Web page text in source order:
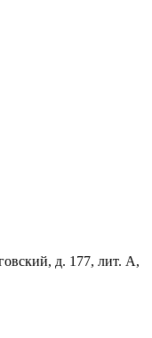
д. 177, лит. А,